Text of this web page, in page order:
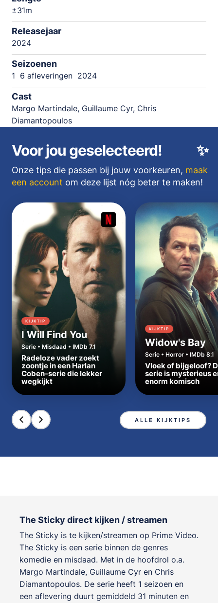
±31m
Releasejaar
2024
Seizoenen
1 6 afleveringen 2024
Cast
Margo Martindale, Guillaume Cyr, Chris
Diamantopoulos
✨
Voor jou geselecteerd!
Onze tips die passen bij jouw voorkeuren, maak
een account om deze lijst nóg beter te maken!
KIJKTIP
I Will Find You
Serie • Misdaad • IMDb 7.1
Radeloze vader zoekt
zoontje in een Harlan
Coben-serie die lekker
wegkijkt
KIJKTIP
Widow's Bay
Serie • Horror • IMDb 8.1
Vloek of bijgeloof?
serie is mysterieus
enorm komisch
ALLE KIJKTIPS
The Sticky direct kijken / streamen
The Sticky is te kijken/streamen op Prime Video.
The Sticky is een serie binnen de genres
komedie en misdaad. Met in de hoofdrol o.a.
Margo Martindale, Guillaume Cyr en Chris
Diamantopoulos. De serie heeft 1 seizoen en
een aflevering duurt gemiddeld 31 minuten en